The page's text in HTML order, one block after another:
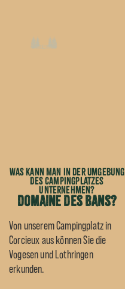
Was kann man in der Umgebung
des Campingplatzes
unternehmen?
Domaine des Bans?
Von unserem Campingplatz in
Corcieux aus können Sie die
Vogesen und Lothringen
erkunden.